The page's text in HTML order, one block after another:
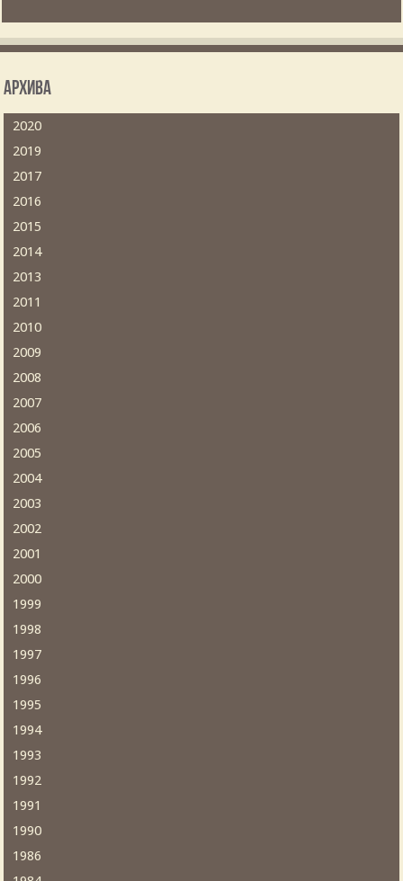
Архива
2020
2019
2017
2016
2015
2014
2013
2011
2010
2009
2008
2007
2006
2005
2004
2003
2002
2001
2000
1999
1998
1997
1996
1995
1994
1993
1992
1991
1990
1986